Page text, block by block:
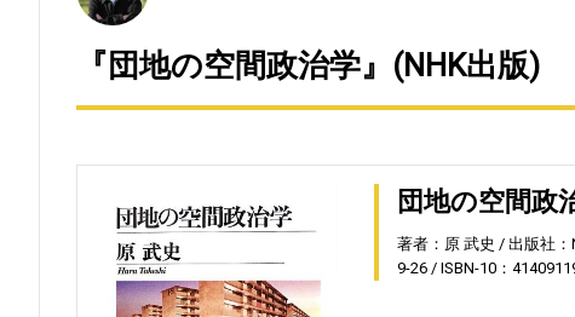
『団地の空間政治学』(NHK出版)
団地の空間政
著者：原 武史 出版社：
9-26
ISBN-10：